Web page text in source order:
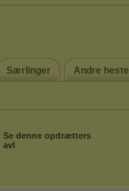
Særlinger Andre heste
Se denne opdrætters
avl